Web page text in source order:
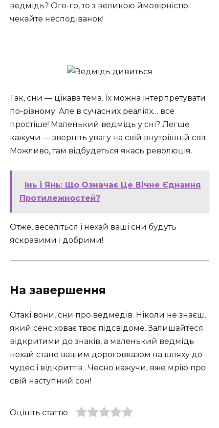
ведмідь? Ого-го, то з великою ймовірністю
чекайте несподіванок!
Так, сни — цікава тема. Їх можна інтерпретувати
по-різному. Але в сучасних реаліях… все
простіше! Маленький ведмідь у сні? Легше
кажучи — зверніть увагу на свій внутрішній світ.
Можливо, там відбудеться якась революція.
Інь і Янь: Що Означає Це Вічне Єднання
Протилежностей?
Отже, веселіться і нехай ваші сни будуть
яскравими і добрими!
На завершення
Отакі вони, сни про ведмедів. Ніколи не знаєш,
який сенс ховає твоє підсвідоме. Залишайтеся
відкритими до знаків, а маленький ведмідь
нехай стане вашим дороговказом на шляху до
чудес і відкриттів . Чесно кажучи, вже мрію про
свій наступний сон!
Оцініть статтю